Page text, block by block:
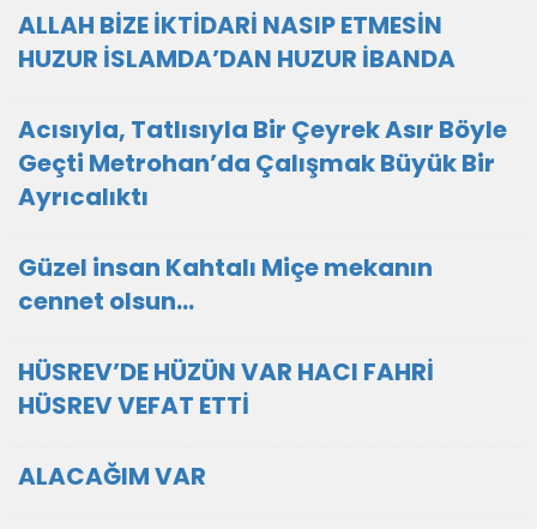
ALLAH BİZE İKTİDARİ NASIP ETMESİN
HUZUR İSLAMDA’DAN HUZUR İBANDA
Acısıyla, Tatlısıyla Bir Çeyrek Asır Böyle
Geçti Metrohan’da Çalışmak Büyük Bir
Ayrıcalıktı
Güzel insan Kahtalı Miçe mekanın
cennet olsun...
HÜSREV’DE HÜZÜN VAR HACI FAHRİ
HÜSREV VEFAT ETTİ
ALACAĞIM VAR